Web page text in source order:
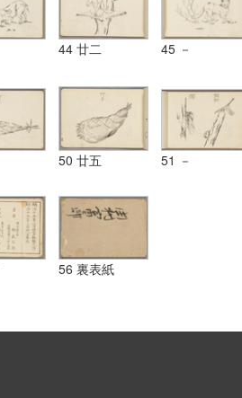
44 廿二 45 －
50 廿五 51 －
56 裏表紙